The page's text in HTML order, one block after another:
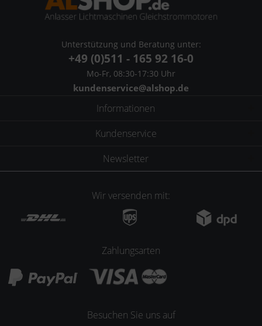
Unterstützung und Beratung unter:
+49 (0)511 - 165 92 16-0
Mo-Fr, 08:30-17:30 Uhr
kundenservice@alshop.de
Informationen
Kundenservice
Newsletter
Wir versenden mit:
Zahlungsarten
Besuchen Sie uns auf